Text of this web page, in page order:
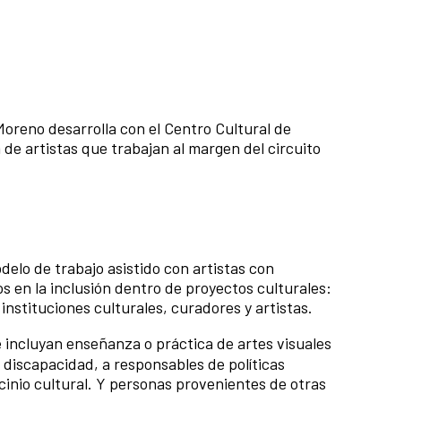
desarrolla con el Centro Cultural de
artistas que trabajan al margen del circuito
de trabajo asistido con artistas con
en la inclusión dentro de proyectos culturales:
culturales, curadores y artistas.
enseñanza o práctica de artes visuales
a responsables de políticas
cultural. Y personas provenientes de otras